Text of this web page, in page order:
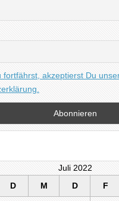
fortfährst, akzeptierst Du
Juli 2022
D M D F